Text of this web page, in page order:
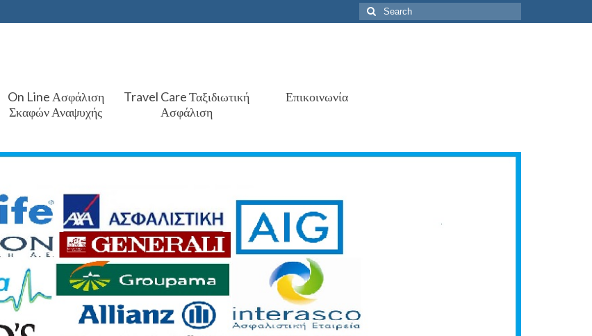
Search
for:
On Line Ασφάλιση
Σκαφών Αναψυχής
Travel Care Ταξιδιωτική
Ασφάλιση
Επικοινωνία